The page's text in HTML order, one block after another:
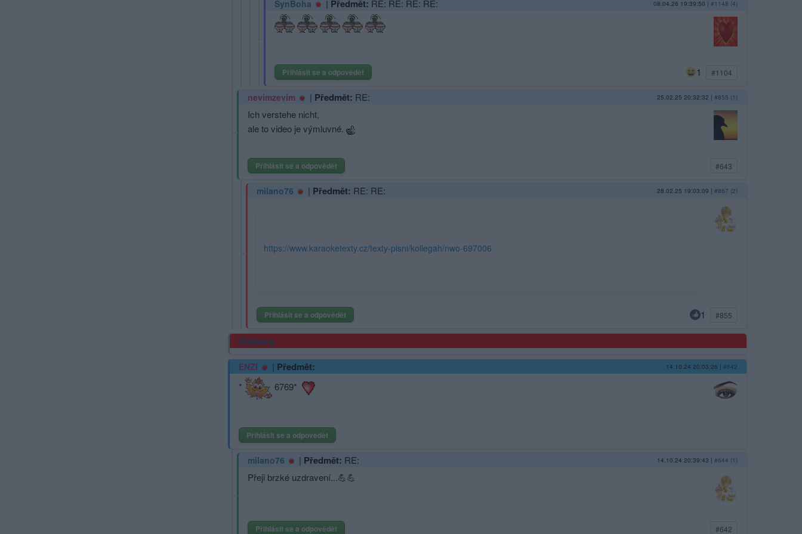
SynBoha | Předmět: RE: RE: RE: RE: 08.04.26 19:39:50 | #1148 (4)
Přihlásit se a odpovědět 1 #1104
nevimzevim | Předmět: RE: 25.02.25 20:32:32 | #855 (1)
Ich verstehe nicht,
ale to video je výmluvné.
Přihlásit se a odpovědět #643
milano76 | Předmět: RE: RE: 28.02.25 19:03:09 | #867 (2)
https://www.karaoketexty.cz/texty-pisni/kollegah/nwo-697006
Přihlásit se a odpovědět 1 #855
Reklama
ENZI | Předmět: 14.10.24 20:03:26 | #642
* 6769*
Přihlásit se a odpovědět
milano76 | Předmět: RE: 14.10.24 20:39:43 | #644 (1)
Přeji brzké uzdravení...💪💪
Přihlásit se a odpovědět #642